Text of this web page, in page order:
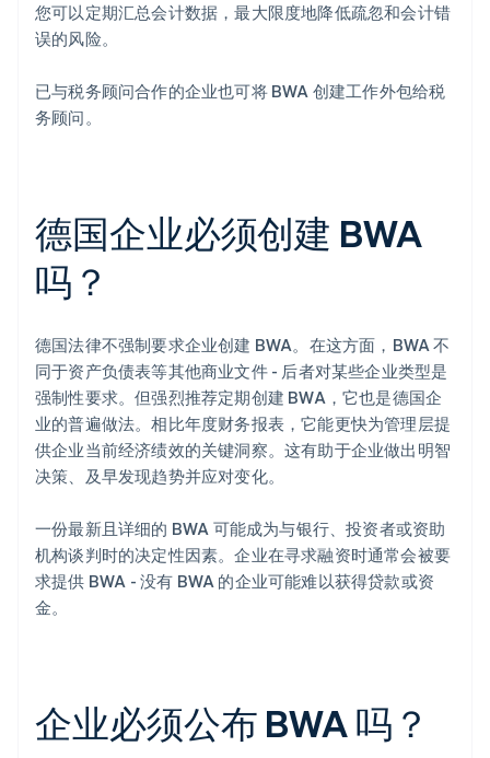
您可以定期汇总会计数据，最大限度地降低疏忽和会计错
误的风险。
已与税务顾问合作的企业也可将 BWA 创建工作外包给税
务顾问。
德国企业必须创建 BWA
吗？
德国法律不强制要求企业创建 BWA。在这方面，BWA 不
同于资产负债表等其他商业文件 - 后者对某些企业类型是
强制性要求。但强烈推荐定期创建 BWA，它也是德国企
业的普遍做法。相比年度财务报表，它能更快为管理层提
供企业当前经济绩效的关键洞察。这有助于企业做出明智
决策、及早发现趋势并应对变化。
一份最新且详细的 BWA 可能成为与银行、投资者或资助
机构谈判时的决定性因素。企业在寻求融资时通常会被要
求提供 BWA - 没有 BWA 的企业可能难以获得贷款或资
金。
企业必须公布 BWA 吗？
阿联酋
English